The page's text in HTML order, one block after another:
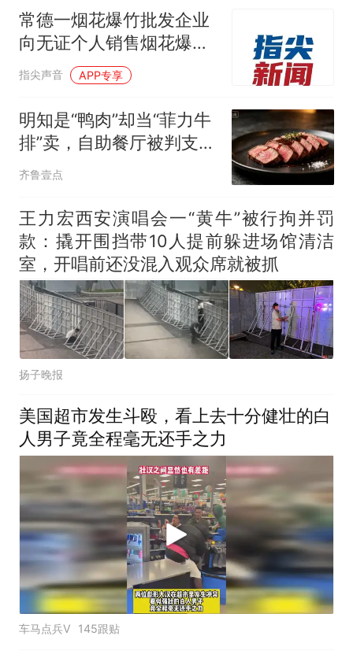
常德一烟花爆竹批发企业
向无证个人销售烟花爆竹
被依法查处
指尖声音 APP专享
明知是“鸭肉”却当“菲力牛
排”卖，自助餐厅被判支付
3倍惩罚性赔偿金
齐鲁壹点
王力宏西安演唱会一“黄牛”被行拘并罚
款：撬开围挡带10人提前躲进场馆清洁
室，开唱前还没混入观众席就被抓
扬子晚报
美国超市发生斗殴，看上去十分健壮的白
人男子竟全程毫无还手之力
车马点兵V 145跟贴